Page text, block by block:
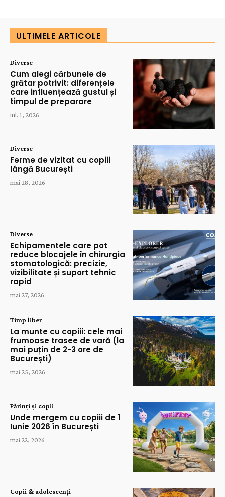
ULTIMELE ARTICOLE
Diverse
Cum alegi cărbunele de
grătar potrivit: diferențele
care influențează gustul și
timpul de preparare
iul. 1, 2026
Diverse
Ferme de vizitat cu copiii
lângă București
mai 28, 2026
Diverse
Echipamentele care pot
reduce blocajele în chirurgia
stomatologică: precizie,
vizibilitate și suport tehnic
rapid
mai 27, 2026
Timp liber
La munte cu copiii: cele mai
frumoase trasee de vară (la
mai puțin de 2-3 ore de
București)
mai 25, 2026
Părinți și copii
Unde mergem cu copiii de 1
Iunie 2026 în București
mai 22, 2026
Copii & adolescenți